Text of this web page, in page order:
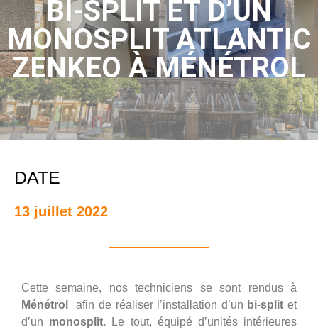
BI-SPLIT ET D’UN
MONOSPLIT ATLANTIC
ZENKEO À MÉNÉTROL
DATE
13 juillet 2022
Cette semaine, nos techniciens se sont rendus à
Ménétrol
afin de réaliser l’installation d’un bi-split et
d’un monosplit. Le tout, équipé d’unités intérieures